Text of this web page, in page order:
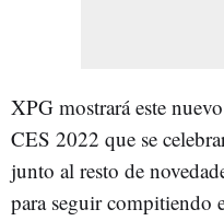
XPG mostrará este
CES 2022 que se
junto al resto de
para seguir compitiendo